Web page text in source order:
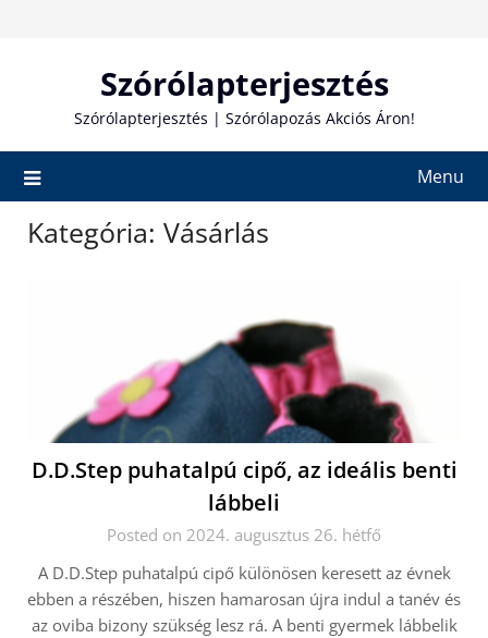
Szórólapterjesztés
Szórólapterjesztés | Szórólapozás Akciós Áron!
Menu
Kategória: Vásárlás
D.D.Step puhatalpú cipő, az ideális benti
lábbeli
Posted on 2024. augusztus 26. hétfő
A D.D.Step puhatalpú cipő különösen keresett az évnek
ebben a részében, hiszen hamarosan újra indul a tanév és
az oviba bizony szükség lesz rá. A benti gyermek lábbelik